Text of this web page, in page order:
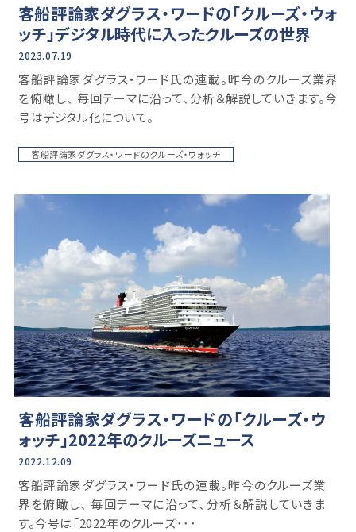
客船評論家ダグラス・ワードの「クルーズ・ウォ
ッチ」デジタル時代に入ったクルーズの世界
2023.07.19
客船評論家ダグラス・ワード氏の連載。昨今のクルーズ業界
を俯瞰し、 毎回テーマに沿って、分析＆解説していきます。今
号はデジタル化について。
客船評論家ダグラス・ワードのクルーズ・ウォッチ
客船評論家ダグラス・ワードの「クルーズ・ウ
ォッチ」2022年のクルーズニュース
2022.12.09
客船評論家ダグラス・ワード氏の連載。昨今のクルーズ業
界を俯瞰し、 毎回テーマに沿って、分析＆解説していきま
す。今号は「2022年のクルーズ･･･